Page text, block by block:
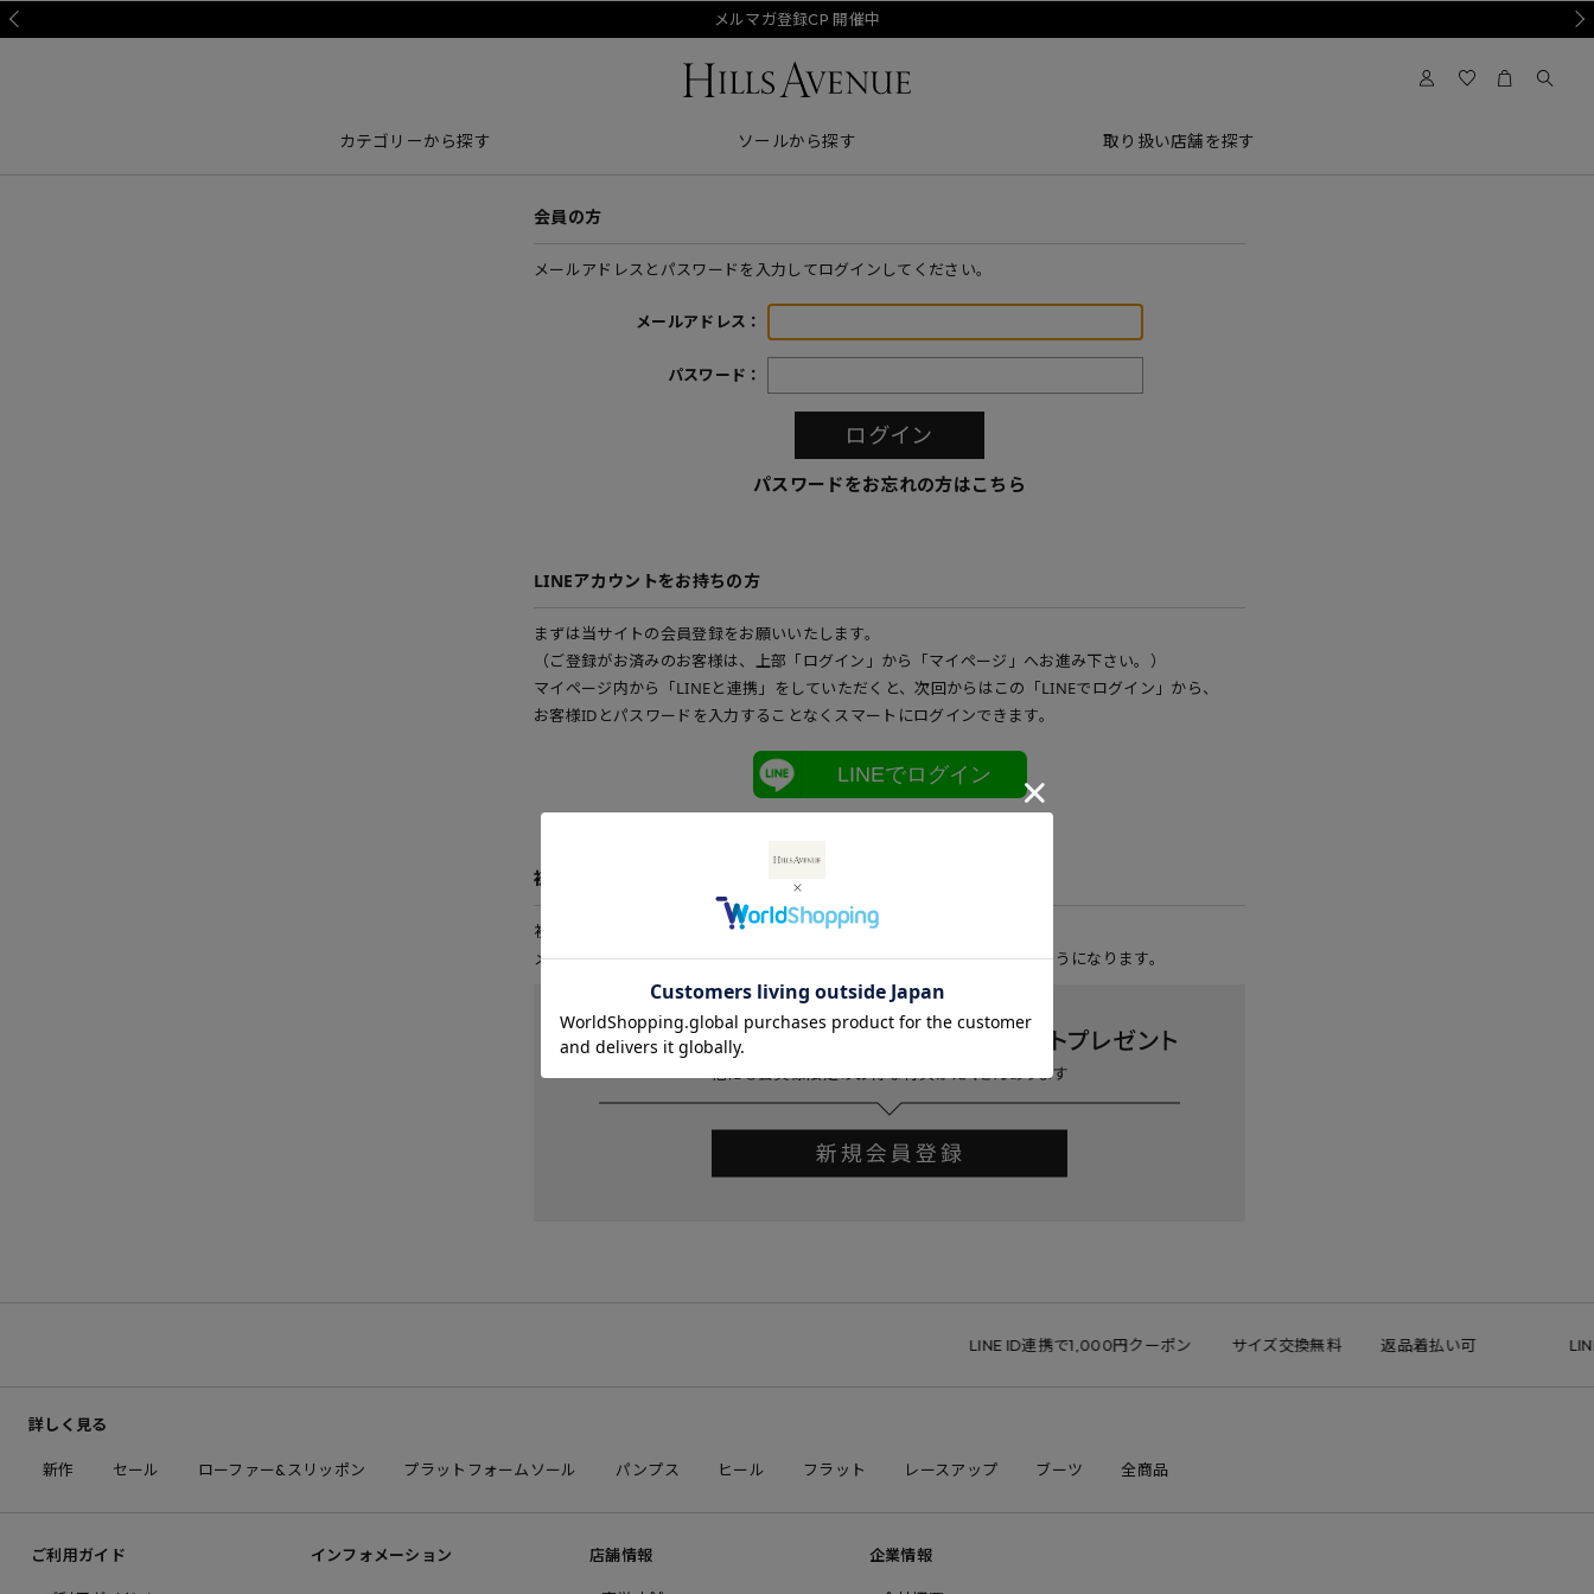
メルマガ登録CP 開催中
カテゴリーから探す ソールから探す 取り扱い店舗を探す
会員の方
メールアドレスとパスワードを入力してログインしてください。
メールアドレス：
パスワード：
パスワードをお忘れの方はこちら
LINEアカウントをお持ちの方
まずは当サイトの会員登録をお願いいたします。
（ご登録がお済みのお客様は、上部「ログイン」から「マイページ」へお進み下さい。）
マイページ内から「LINEと連携」をしていただくと、次回からはこの「LINEでログイン」から、
お客様IDとパスワードを入力することなくスマートにログインできます。
LINEでログイン
初めてご利用の方
初めてご利用のお客様は、こちらから会員登録を行って下さい。
メールアドレスとパスワードを登録しておくと便利にお買い物ができるようになります。
LINE ID連携で1,000円クーポン サイズ交換無料 返品着払い可 LINE
詳しく見る
新作 セール ローファー&スリッポン プラットフォームソール パンプス ヒール フラット レースアップ ブーツ 全商品
ご利用ガイド インフォメーション 店舗情報 企業情報